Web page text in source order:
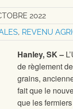
2022
, REVENU
Hanley, SK –
de règlement
grains,
fait que le
que les